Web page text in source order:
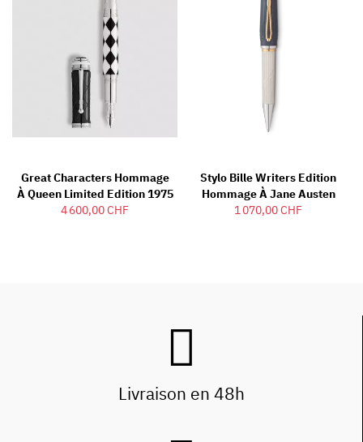
Great Characters Hommage
À Queen Limited Edition 1975
4 600,00 CHF
Stylo Bille Writers Edition
Hommage À Jane Austen
1 070,00 CHF
Livraison en 48h